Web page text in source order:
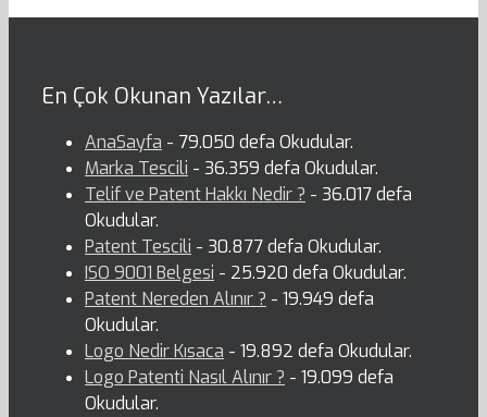
En Çok Okunan Yazılar…
AnaSayfa - 79.050 defa Okudular.
Marka Tescili - 36.359 defa Okudular.
Telif ve Patent Hakkı Nedir ? - 36.017 defa
Okudular.
Patent Tescili - 30.877 defa Okudular.
ISO 9001 Belgesi - 25.920 defa Okudular.
Patent Nereden Alınır ? - 19.949 defa
Okudular.
Logo Nedir Kısaca - 19.892 defa Okudular.
Logo Patenti Nasıl Alınır ? - 19.099 defa
Okudular.